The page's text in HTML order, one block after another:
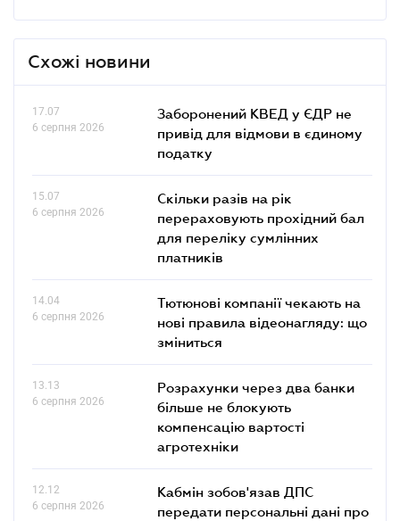
Схожі новини
17.07
6 серпня 2026
Заборонений КВЕД у ЄДР не
привід для відмови в єдиному
податку
15.07
6 серпня 2026
Скільки разів на рік
перераховують прохідний бал
для переліку сумлінних
платників
14.04
6 серпня 2026
Тютюнові компанії чекають на
нові правила відеонагляду: що
зміниться
13.13
6 серпня 2026
Розрахунки через два банки
більше не блокують
компенсацію вартості
агротехніки
12.12
6 серпня 2026
Кабмін зобов'язав ДПС
передати персональні дані про